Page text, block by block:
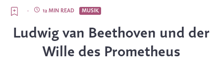
MUSIK
12 MIN READ
·
Ludwig van Beethoven und der
Wille des Prometheus